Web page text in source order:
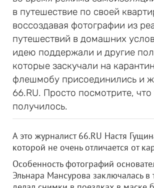
в путешествие по своей
воссоздавая фотографии из
путешествий в домашних
идею поддержали и другие
которые заскучали на
флешмобу присоединились и
66.RU. Просто посмотрите, что
получилось.
А это журналист 66.RU Настя
которой не очень отличается от
Особенность фотографий
Эльнара Мансурова заключалась в